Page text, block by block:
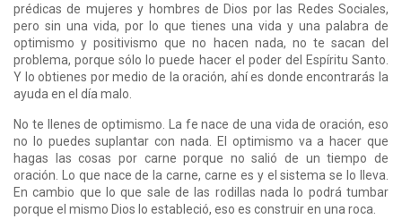
prédicas de mujeres y hombres de Dios por las Redes Sociales,
pero sin una vida, por lo que tienes una vida y una palabra de
optimismo y positivismo que no hacen nada, no te sacan del
problema, porque sólo lo puede hacer el poder del Espíritu Santo.
Y lo obtienes por medio de la oración, ahí es donde encontrarás la
ayuda en el día malo.
No te llenes de optimismo. La fe nace de una vida de oración, eso
no lo puedes suplantar con nada. El optimismo va a hacer que
hagas las cosas por carne porque no salió de un tiempo de
oración. Lo que nace de la carne, carne es y el sistema se lo lleva.
En cambio que lo que sale de las rodillas nada lo podrá tumbar
porque el mismo Dios lo estableció, eso es construir en una roca.